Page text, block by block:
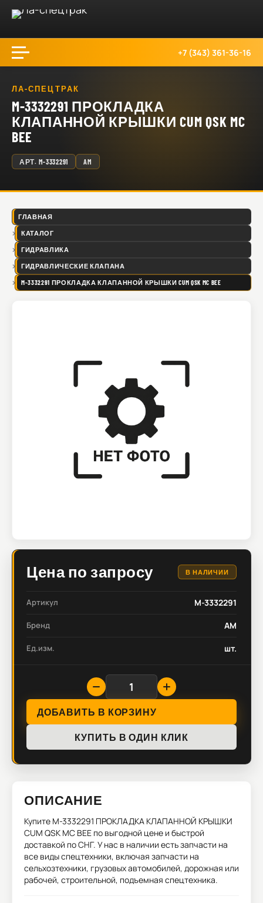
+7 (343) 361-36-16
ЛА-СПЕЦТРАК
M-3332291 ПРОКЛАДКА
КЛАПАННОЙ КРЫШКИ CUM QSK MC
BEE
АРТ. M-3332291 AM
ГЛАВНАЯ
КАТАЛОГ
ГИДРАВЛИКА
ГИДРАВЛИЧЕСКИЕ КЛАПАНА
M-3332291 ПРОКЛАДКА КЛАПАННОЙ КРЫШКИ CUM QSK MC BEE
Цена по запросу В НАЛИЧИИ
Артикул M-3332291
Бренд AM
Ед.изм. шт.
ДОБАВИТЬ В КОРЗИНУ
КУПИТЬ В ОДИН КЛИК
ОПИСАНИЕ
Купите M-3332291 ПРОКЛАДКА КЛАПАННОЙ КРЫШКИ
CUM QSK MC BEE по выгодной цене и быстрой
доставкой по СНГ. У нас в наличии есть запчасти на
все виды спецтехники, включая запчасти на
сельхозтехники, грузовых автомобилей, дорожная или
рабочей, строительной, подъемная спецтехника.